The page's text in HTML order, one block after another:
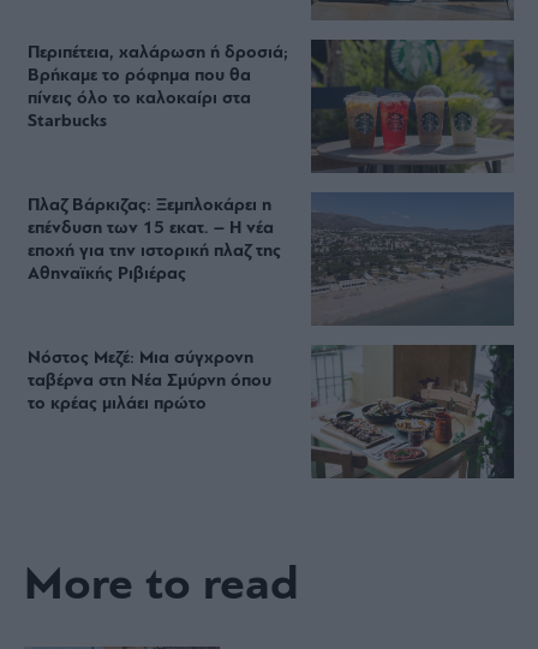
Περιπέτεια, χαλάρωση ή δροσιά;
Βρήκαμε το ρόφημα που θα
πίνεις όλο το καλοκαίρι στα
Starbucks
Πλαζ Βάρκιζας: Ξεμπλοκάρει η
επένδυση των 15 εκατ. – Η νέα
εποχή για την ιστορική πλαζ της
Αθηναϊκής Ριβιέρας
Νόστος Μεζέ: Μια σύγχρονη
ταβέρνα στη Νέα Σμύρνη όπου
το κρέας μιλάει πρώτο
More to read